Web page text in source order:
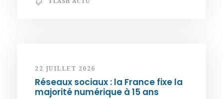
22 JUILLET 2026
Réseaux sociaux : la France fixe la
majorité numérique à 15 ans